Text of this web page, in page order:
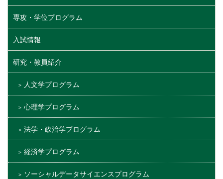
専攻・学位プログラム
入試情報
研究・教員紹介
人文学プログラム
心理学プログラム
法学・政治学プログラム
経済学プログラム
ソーシャルデータサイエンスプログラム